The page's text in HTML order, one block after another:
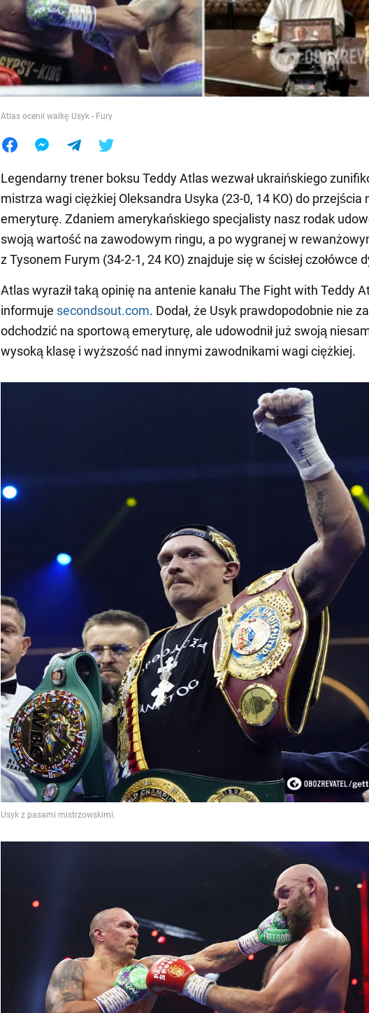
Jedzenie
Atlas ocenił walkę Usyk - Fury
Legendarny trener boksu Teddy Atlas wezwał ukraińskiego
mistrza wagi ciężkiej Oleksandra Usyka (23-0, 14 KO) do przejścia
emeryturę. Zdaniem amerykańskiego specjalisty nasz rodak
swoją wartość na zawodowym ringu, a po wygranej w
z Tysonem Furym (34-2-1, 24 KO) znajduje się w ścisłej czołówce
Atlas wyraził taką opinię na antenie kanału The Fight with Teddy
informuje secondsout.com. Dodał, że Usyk prawdopodobnie nie
odchodzić na sportową emeryturę, ale udowodnił już swoją
wysoką klasę i wyższość nad innymi zawodnikami wagi ciężkiej.